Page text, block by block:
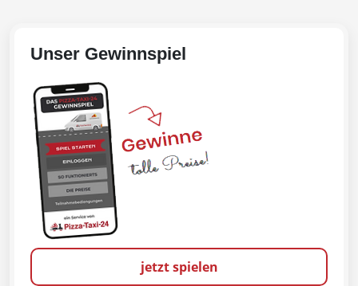
Unser Gewinnspiel
jetzt spielen